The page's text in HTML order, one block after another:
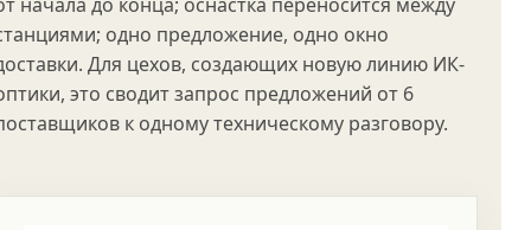
одно предложение, одно окно
Для цехов, создающих новую линию ИК-
это сводит запрос предложений от 6
к одному техническому разговору.